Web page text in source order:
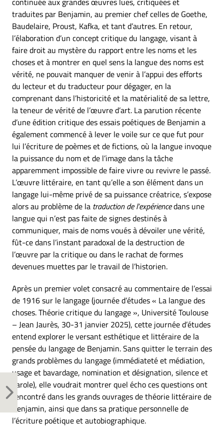
traduites par Benjamin, au premier chef celles de Goethe,
Baudelaire, Proust, Kafka, et tant d’autres. En retour,
l’élaboration d’un concept critique du langage, visant à
faire droit au mystère du rapport entre les noms et les
choses et à montrer en quel sens la langue des noms est
vérité, ne pouvait manquer de venir à l’appui des efforts
du lecteur et du traducteur pour dégager, en la
comprenant dans l’historicité et la matérialité de sa lettre,
la teneur de vérité de l’œuvre d’art. La parution récente
d’une édition critique des essais poétiques de Benjamin a
également commencé à lever le voile sur ce que fut pour
lui l’écriture de poèmes et de fictions, où la langue invoque
la puissance du nom et de l’image dans la tâche
apparemment impossible de faire vivre ou revivre le passé.
L’œuvre littéraire, en tant qu’elle a son élément dans un
langage lui-même privé de sa puissance créatrice, s’expose
alors au problème de la traduction de l’expériencedans une
langue qui n’est pas faite de signes destinés à
communiquer, mais de noms voués à dévoiler une vérité,
fût-ce dans l’instant paradoxal de la destruction de
l’œuvre par la critique ou dans le rachat de formes
devenues muettes par le travail de l’historien.
Après un premier volet consacré au commentaire de l’essai
de 1916 sur le langage (journée d’études « La langue des
choses. Théorie critique du langage », Université Toulouse
– Jean Jaurès, 30-31 janvier 2025), cette journée d’études
entend explorer le versant esthétique et littéraire de la
pensée du langage de Benjamin. Sans quitter le terrain des
grands problèmes du langage (immédiateté et médiation,
usage et bavardage, nomination et désignation, silence et
parole), elle voudrait montrer quel écho ces questions ont
rencontré dans les grands ouvrages de théorie littéraire de
Benjamin, ainsi que dans sa pratique personnelle de
l’écriture poétique et autobiographique.